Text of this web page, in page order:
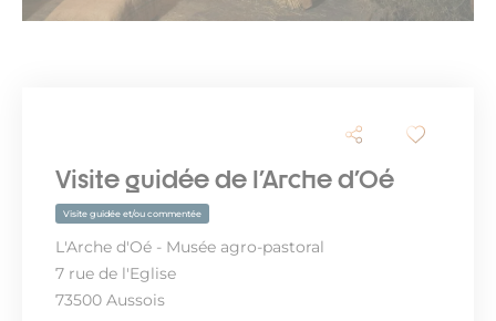
Visite guidée de l'Arche d'Oé
Visite guidée et/ou commentée
L'Arche d'Oé - Musée agro-pastoral
7 rue de l'Eglise
73500 Aussois